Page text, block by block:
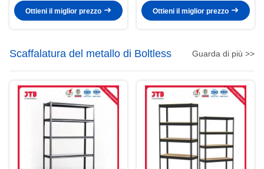
Ottieni il miglior prezzo
Ottieni il miglior prezzo
Scaffalatura del metallo di Boltless Guarda di più >>